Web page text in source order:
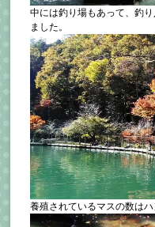
中には釣り場もあって、釣
ました。
養殖されているマスの数はハ